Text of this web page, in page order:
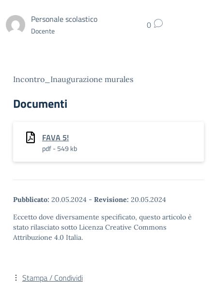
Personale scolastico
Docente 0
Incontro_Inaugurazione murales
Documenti
FAVA 5!
pdf - 549 kb
Pubblicato: 20.05.2024 - Revisione: 20.05.2024
Eccetto dove diversamente specificato, questo articolo è
stato rilasciato sotto Licenza Creative Commons
Attribuzione 4.0 Italia.
Stampa / Condividi